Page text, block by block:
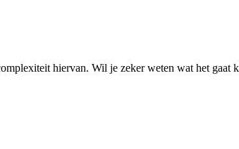
hiervan. Wil je zeker weten wat het gaat